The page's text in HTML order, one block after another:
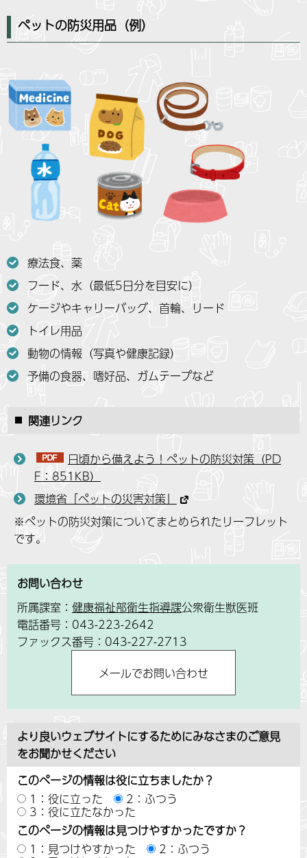
ペットの防災用品（例）
療法食、薬
フード、水（最低5日分を目安に）
ケージやキャリーバッグ、首輪、リード
トイレ用品
動物の情報（写真や健康記録）
予備の食器、嗜好品、ガムテープなど
関連リンク
日頃から備えよう！ペットの防災対策（PD
F：851KB）
環境省「ペットの災害対策」
※ペットの防災対策についてまとめられたリーフレット
です。
お問い合わせ
所属課室： 健康福祉部衛生指導課公衆衛生獣医班
電話番号：043-223-2642
ファックス番号：043-227-2713
より良いウェブサイトにするためにみなさまのご意見
をお聞かせください
このページの情報は役に立ちましたか？
1：役に立った
2：ふつう
3：役に立たなかった
このページの情報は見つけやすかったですか？
1：見つけやすかった
2：ふつう